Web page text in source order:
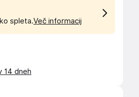
spleta.Več informacij
14 dneh